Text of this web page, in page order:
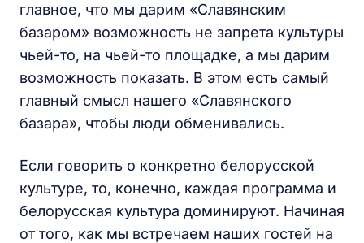
главное, что мы дарим «Славянским
базаром» возможность не запрета культуры
чьей-то, на чьей-то площадке, а мы дарим
возможность показать. В этом есть самый
главный смысл нашего «Славянского
базара», чтобы люди обменивались.
Если говорить о конкретно белорусской
культуре, то, конечно, каждая программа и
белорусская культура доминируют. Начиная
от того, как мы встречаем наших гостей на